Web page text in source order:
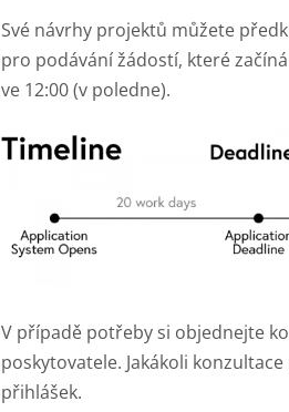
Své návrhy projektů můžete
pro podávání žádostí, které
ve 12:00 (v poledne).
V případě potřeby si objednejte
poskytovatele. Jakákoli
přihlášek.